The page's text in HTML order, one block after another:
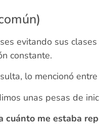
evitando sus
constante.
lo mencionó
unas pesas de
cuánto me estaba